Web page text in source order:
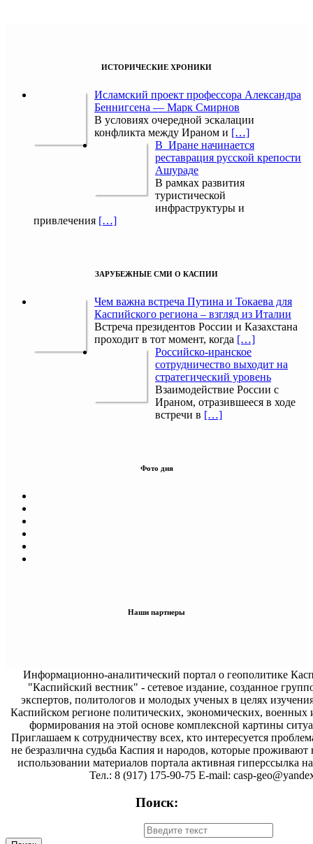
ИСТОРИЧЕСКИЕ ХРОНИКИ
Исламский проект профессора Александра
Беннигсена — Марк Смирнов
В условиях очередной эскалации
конфликта между Ираном и […]
В Иране начинается
реставрация русской крепости
Ашураде
В рамках развития
туристической
инфраструктуры и
привлечения […]
ЗАРУБЕЖНЫЕ СМИ О КАСПИИ
Чем важна встреча Путина и Токаева для
Каспийского региона – взгляд из Италии
Встреча президентов России и Казахстана
проходит в тот момент, когда […]
Российско-иранское
сотрудничество выходит на
стратегический уровень
Взаимодействие России с
Ираном, отразившееся в ходе
встречи в […]
Фото дня
Наши партнеры
Информационно-аналитический портал о геополитике
"Каспийский вестник" - сетевое издание, созданное
экспертов, политологов и молодых ученых в целях
Каспийском регионе политических, экономических, военных
формирования на этой основе комплексной картины
Приглашаем к сотрудничеству всех, кто интересуется
не безразлична судьба Каспия и народов, которые проживают
использовании материалов портала активная гиперссылка на
Тел.: 8 (917) 175-90-75 E-mail: casp-
Поиск: